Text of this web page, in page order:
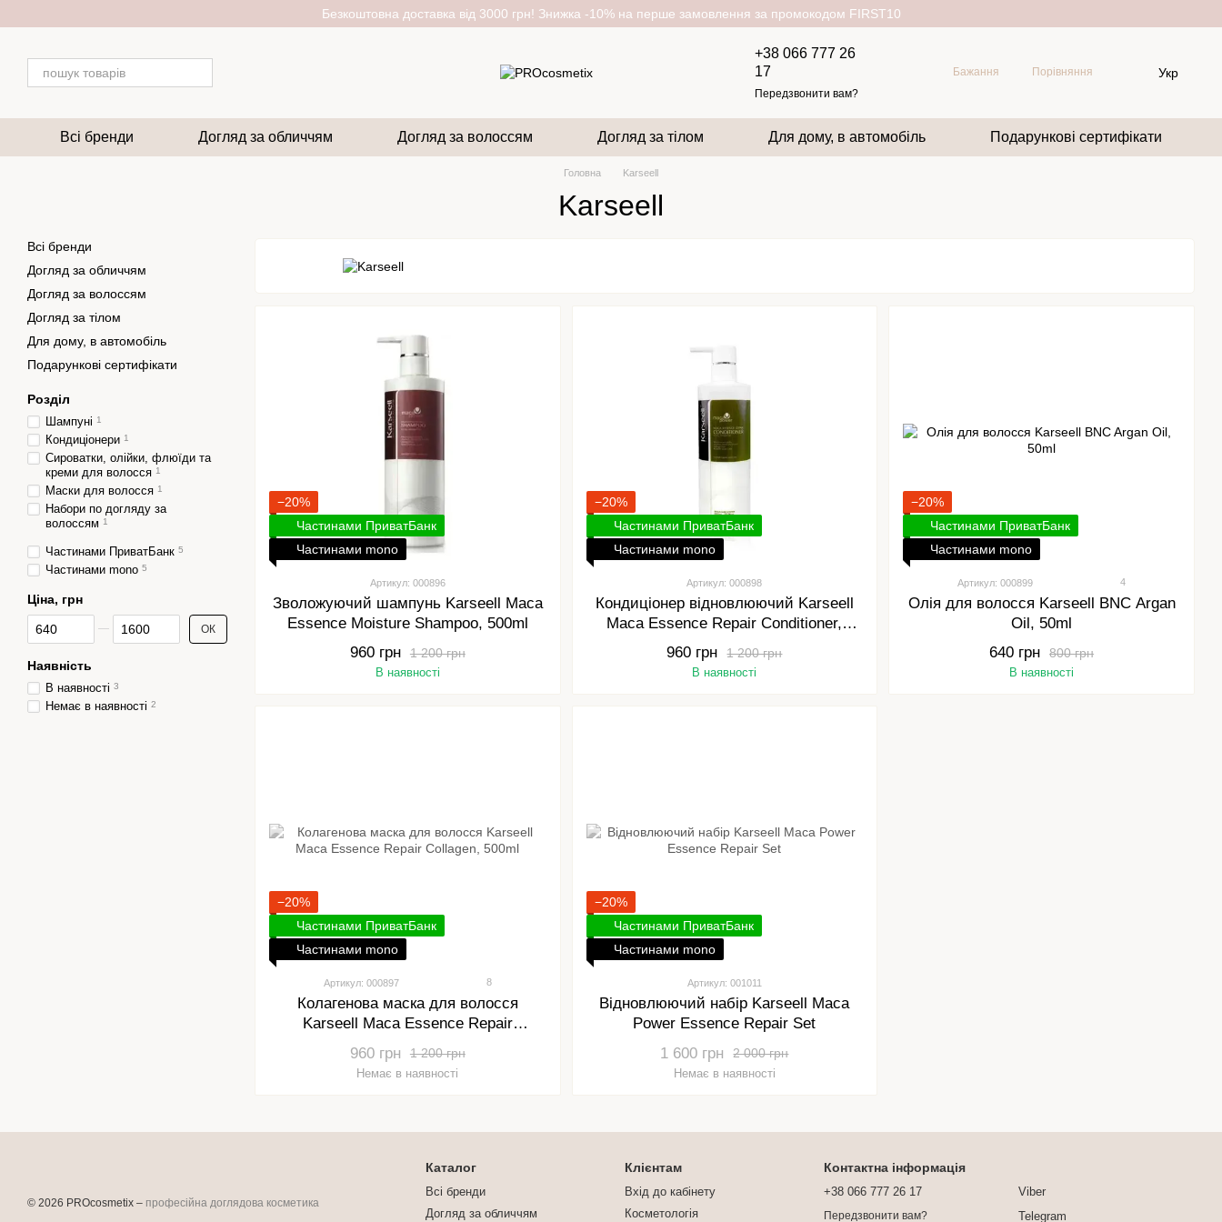
Безкоштовна доставка від 3000 грн! Знижка -10% на перше замовлення за промокодом FIRST10
+38 066 777 26
17
Передзвонити вам?
Бажання Порівняння Укр
Всі бренди Догляд за обличчям Догляд за волоссям Догляд за тілом Для дому, в автомобіль Подарункові сертифікати
Головна Karseell
Karseell
−20%
Частинами ПриватБанк
Частинами mono
Артикул: 000896
Зволожуючий шампунь Karseell Maca
Essence Moisture Shampoo, 500ml
1 200 грн
960 грн
В наявності
−20%
Частинами ПриватБанк
Частинами mono
Артикул: 000898
Кондиціонер відновлюючий Karseell
Maca Essence Repair Conditioner,
1 200 грн
960 грн
В наявності
−20%
Частинами ПриватБанк
Частинами mono
Артикул: 000899 4
Олія для волосся Karseell BNC Argan
Oil, 50ml
800 грн
640 грн
В наявності
−20%
Частинами ПриватБанк
Частинами mono
Артикул: 000897 8
Колагенова маска для волосся
Karseell Maca Essence Repair
Collagen, 500ml
1 200 грн
960 грн
Немає в наявності
−20%
Частинами ПриватБанк
Частинами mono
Артикул: 001011
Відновлюючий набір Karseell Maca
Power Essence Repair Set
2 000 грн
1 600 грн
Немає в наявності
Всі бренди
Догляд за обличчям
Догляд за волоссям
Догляд за тілом
Для дому, в автомобіль
Подарункові сертифікати
Розділ
Шампуні 1
Кондиціонери 1
Сироватки, олійки, флюїди та
креми для волосся 1
Маски для волосся 1
Набори по догляду за
волоссям 1
Частинами ПриватБанк 5
Частинами mono 5
Ціна, грн
Від Ціна, грн
До Ціна, грн ОК
Наявність
В наявності 3
Немає в наявності 2
© 2026 PROcosmetix – професійна доглядова косметика
Каталог
Всі бренди
Догляд за обличчям
Клієнтам
Вхід до кабінету
Косметологія
Контактна інформація
+38 066 777 26 17
Передзвонити вам?
Viber
Telegram